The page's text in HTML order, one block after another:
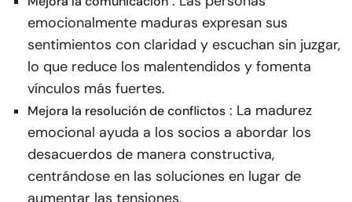
emocionalmente maduras expresan sus
sentimientos con claridad y escuchan sin juzgar,
lo que reduce los malentendidos y fomenta
vínculos más fuertes.
Mejora la resolución de conflictos : La madurez
emocional ayuda a los socios a abordar los
desacuerdos de manera constructiva,
centrándose en las soluciones en lugar de